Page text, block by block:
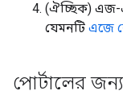
(ঐচ্ছিক) এজ-এ
যেমনটি এজে
পোর্টালের